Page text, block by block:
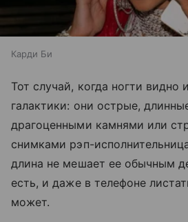
Карди Би
Тот случай, когда ногти видно
галактики: они острые,
драгоценными камнями или
снимками рэп-
длина не мешает ее обычным
есть, и даже в телефоне
может.